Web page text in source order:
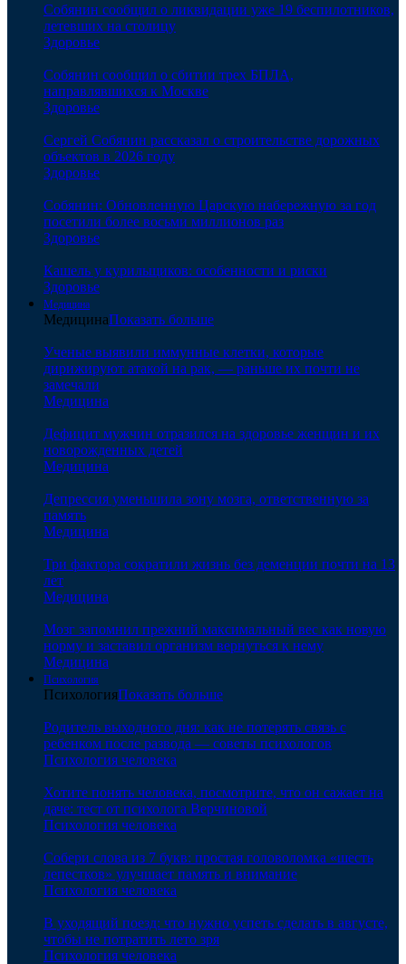
Собянин сообщил о ликвидации уже 19 беспилотников,
летевших на столицу
Здоровье
Собянин сообщил о сбитии трех БПЛА,
направлявшихся к Москве
Здоровье
Сергей Собянин рассказал о строительстве дорожных
объектов в 2026 году
Здоровье
Собянин: Обновленную Царскую набережную за год
посетили более восьми миллионов раз
Здоровье
Кашель у курильщиков: особенности и риски
Здоровье
Медицина
МедицинаПоказать больше
Ученые выявили иммунные клетки, которые
дирижируют атакой на рак, — раньше их почти не
замечали
Медицина
Дефицит мужчин отразился на здоровье женщин и их
новорожденных детей
Медицина
Депрессия уменьшила зону мозга, ответственную за
память
Медицина
Три фактора сократили жизнь без деменции почти на 13
лет
Медицина
Мозг запомнил прежний максимальный вес как новую
норму и заставил организм вернуться к нему
Медицина
Психология
ПсихологияПоказать больше
Родитель выходного дня: как не потерять связь с
ребенком после развода — советы психологов
Психология человека
Хотите понять человека, посмотрите, что он сажает на
даче: тест от психолога Верчиновой
Психология человека
Собери слова из 7 букв: простая головоломка «шесть
лепестков» улучшает память и внимание
Психология человека
В уходящий поезд: что нужно успеть сделать в августе,
чтобы не потратить лето зря
Психология человека